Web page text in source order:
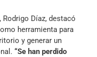
Díaz, destacó
herramienta para
y generar un
“Se han perdido